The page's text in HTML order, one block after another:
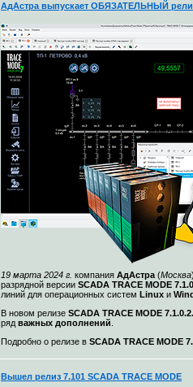
АдАстра выпускает ОБЯЗАТЕЛЬНЫЙ релиз
19 марта 2024 г. компания АдАстра (Москва
разрядной версии SCADA TRACE MODE
линий для операционных систем Linux и
В новом релизе SCADA TRACE MODE 7.1.0.2.
ряд важных дополнений
Подробно о релизе в SCADA TRACE MODE
Вышел релиз 7.101 SCADA TRACE MODE